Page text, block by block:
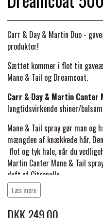
TERAPI
HUER &
BØRN
TILSKUD
SKO &
VOGNE
PREMIER
PREMIER EQUINE
PREMIER
PREMIER
PREMIER
PREMIER
CARR &
FENWICK
Carr & Day & Martin Duo -
produkter!
Sættet kommer i flot tin
Mane & Tail ogDreamcoat.
Carr & Day & Martin Canter
langtidsvirkende shiner/
Mane & Tail spray gør man og
mængden af knækkede hår.
flot og tyk hale, når du
Martin Canter Mane & Tail
duft af Citronella
Carr & Day & Martin
Læs mere
DKK 249,00